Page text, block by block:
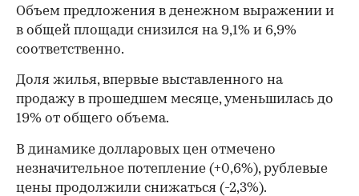
Объем предложения в денежном выражении и
в общей площади снизился на 9,1% и 6,9%
соответственно.
Доля жилья, впервые выставленного на
продажу в прошедшем месяце, уменьшилась до
19% от общего объема.
В динамике долларовых цен отмечено
незначительное потепление (+0,6%), рублевые
цены продолжили снижаться (-2,3%).